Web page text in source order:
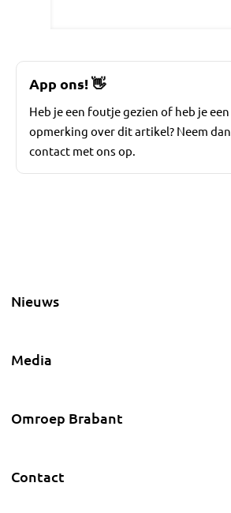
App ons!👋
Heb je een foutje gezien of heb je een
opmerking over dit artikel? Neem dan
contact met ons op.
Nieuws
Media
Omroep Brabant
Contact